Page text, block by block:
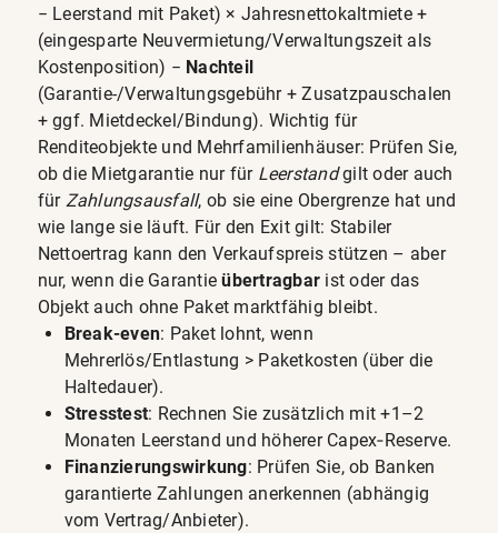
− Leerstand mit Paket) × Jahresnettokaltmiete +
(eingesparte Neuvermietung/Verwaltungszeit als
Kostenposition) − Nachteil
(Garantie-/Verwaltungsgebühr + Zusatzpauschalen
+ ggf. Mietdeckel/Bindung). Wichtig für
Renditeobjekte und Mehrfamilienhäuser: Prüfen Sie,
ob die Mietgarantie nur für Leerstandgilt oder auch
für Zahlungsausfall, ob sie eine Obergrenze hat und
wie lange sie läuft. Für den Exit gilt: Stabiler
Nettoertrag kann den Verkaufspreis stützen – aber
nur, wenn die Garantieübertragbar ist oder das
Objekt auch ohne Paket marktfähig bleibt.
Break-even: Paket lohnt, wenn
Mehrerlös/Entlastung > Paketkosten (über die
Haltedauer).
Stresstest: Rechnen Sie zusätzlich mit +1–2
Monaten Leerstand und höherer Capex‑Reserve.
Finanzierungswirkung: Prüfen Sie, ob Banken
garantierte Zahlungen anerkennen (abhängig
vom Vertrag/Anbieter).